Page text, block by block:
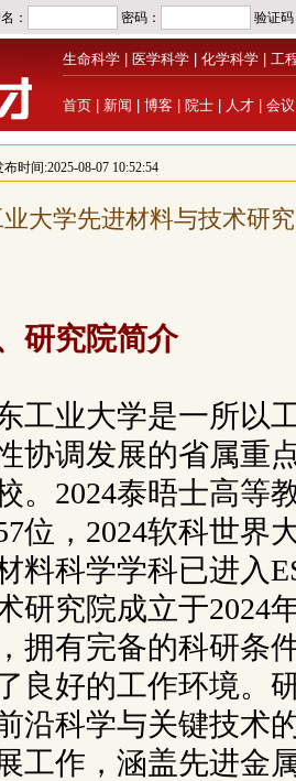
生命科学 医学科学 化学科学 工
首页 新闻 博客 院士 人才 会议
时间:2025-08-07 10:52:54
大学先进材料与技术研
研究院简介
工业大学是一所以
协调发展的省属重
。2024泰晤士高等
位，2024软科世界
料科学学科已进入
研究院成立于2024
拥有完备的科研条
良好的工作环境。
沿科学与关键技术
工作，涵盖先进金